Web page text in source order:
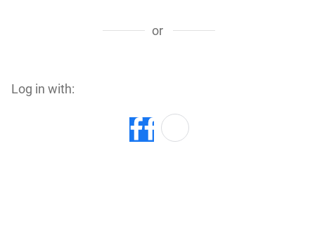
or
Log in with: